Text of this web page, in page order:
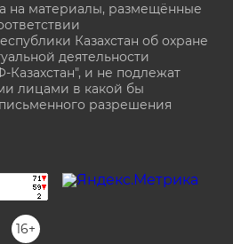
на материалы, размещённые
Казахстан об охране
деятельности
и не подлежат
лицами в какой бы
разрешения
16+